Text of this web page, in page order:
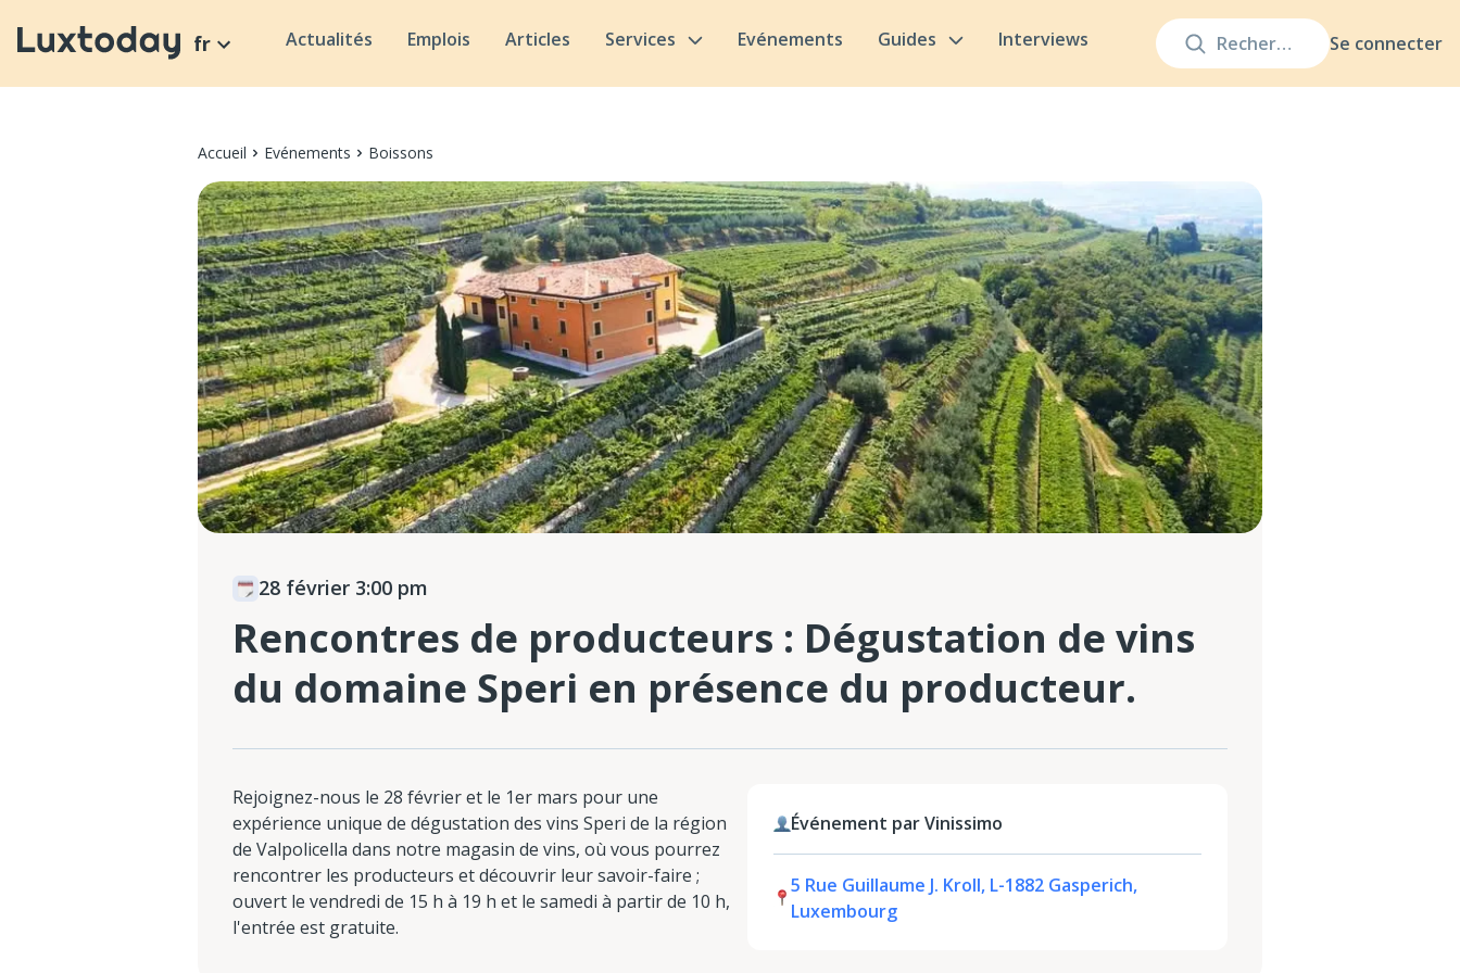
Se connecter
fr Actualités Emplois Articles Services Evénements Guides Interviews
Accueil Evénements Boissons
28 février 3:00 pm
Rencontres de producteurs : Dégustation de vins
du domaine Speri en présence du producteur.
Rejoignez-nous le 28 février et le 1er mars pour une
expérience unique de dégustation des vins Speri de la région
de Valpolicella dans notre magasin de vins, où vous pourrez
rencontrer les producteurs et découvrir leur savoir-faire ;
ouvert le vendredi de 15 h à 19 h et le samedi à partir de 10 h,
l'entrée est gratuite.
Événement par Vinissimo
5 Rue Guillaume J. Kroll, L-1882 Gasperich,
Luxembourg